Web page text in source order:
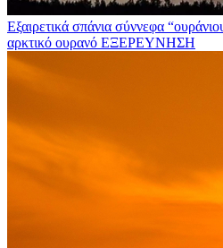
Εξαιρετικά σπάνια σύννεφα
αρκτικό ουρανό ΕΞΕΡΕΥΝΗΣΗ